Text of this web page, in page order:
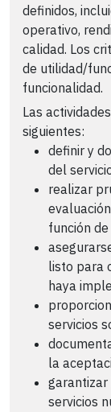
definidos,
operativo,
calidad. Los
de utilidad/
funcionalidad.
Las
siguientes:
definir y
del
realizar
función
listo para
haya
servicios
la
servicios